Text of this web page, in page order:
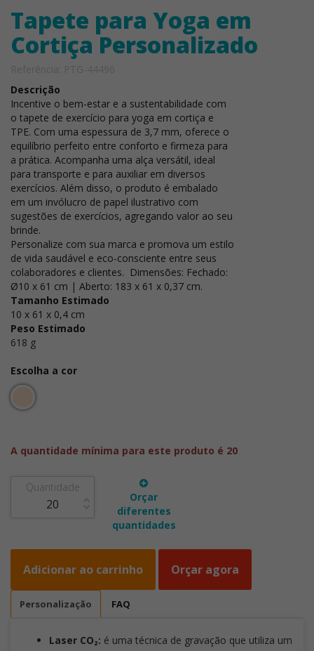
Tapete para Yoga em
Cortiça Personalizado
Descrição
Incentive o bem-estar e a sustentabilidade com
o tapete de exercício para yoga em cortiça e
TPE. Com uma espessura de 3,7 mm, oferece o
equilíbrio perfeito entre conforto e firmeza para
a prática. Acompanha uma alça versátil, ideal
para transporte e para auxiliar em diversos
exercícios. Além disso, o produto é embalado
em um invólucro de papel ilustrativo com
sugestões de exercícios, agregando valor ao seu
brinde.
Personalize com sua marca e promova um estilo
de vida saudável e eco-consciente entre seus
colaboradores e clientes. Dimensões: Fechado:
Ø10 x 61 cm | Aberto: 183 x 61 x 0,37 cm.
Tamanho Estimado
10 x 61 x 0,4 cm
Peso Estimado
618 g
Escolha a cor
A quantidade mínima para este produto é 20
Quantidade
Orçar
diferentes
quantidades
Adicionar ao carrinho Orçar agora
Personalização FAQ
Laser CO₂: é uma técnica de gravação que utiliza um